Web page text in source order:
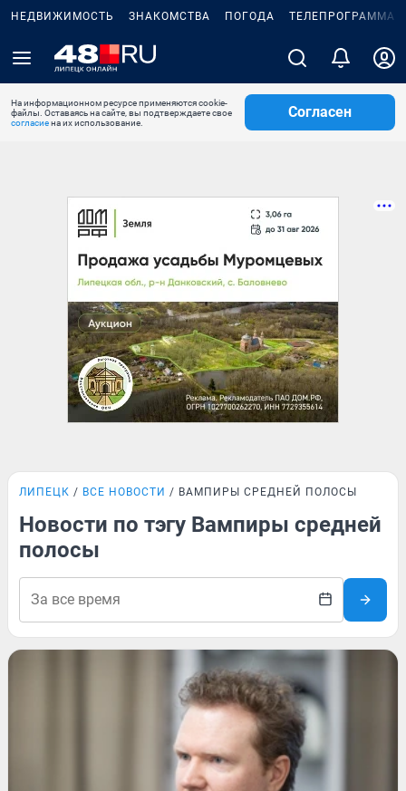
НЕДВИЖИМОСТЬ ЗНАКОМСТВА ПОГОДА ТЕЛЕПРОГРАММА
На информационном ресурсе применяются cookie-
файлы. Оставаясь на сайте, вы подтверждаете свое
согласиена их использование.
Согласен
ЛИПЕЦК ВСЕ НОВОСТИ ВАМПИРЫ СРЕДНЕЙ ПОЛОСЫ
Новости по тэгу Вампиры средней
полосы